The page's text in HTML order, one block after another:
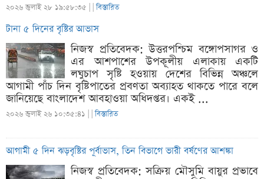
২০২৬ জুলাই ২৮ ১৯:৫৮:৩৫ | |বিস্তারিত
টানা ৫ দিনের বৃষ্টির আভাস
নিজস্ব প্রতিবেদক: উত্তরপশ্চিম বঙ্গোপসাগর ও
এর আশপাশের উপকূলীয় এলাকায় একটি
লঘুচাপ সৃষ্টি হওয়ায় দেশের বিভিন্ন অঞ্চলে
আগামী পাঁচ দিন বৃষ্টিপাতের প্রবণতা অব্যাহত থাকতে পারে বলে
জানিয়েছে বাংলাদেশ আবহাওয়া অধিদপ্তর। একই ...
২০২৬ জুলাই ২৬ ১০:৩৫:৪১ | |বিস্তারিত
আগামী ৫ দিন ঝড়বৃষ্টির পূর্বাভাস, তিন বিভাগে ভারী বর্ষণের আশঙ্কা
নিজস্ব প্রতিবেদক: সক্রিয় মৌসুমি বায়ুর প্রভাবে